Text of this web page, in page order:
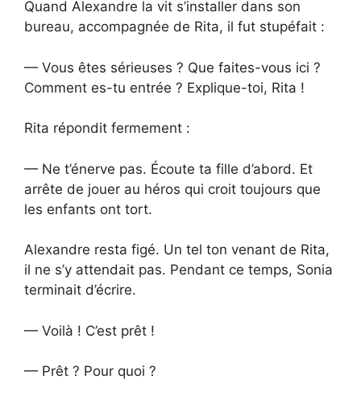
Quand Alexandre la vit s’installer dans son
bureau, accompagnée de Rita, il fut stupéfait :
— Vous êtes sérieuses ? Que faites-vous ici ?
Comment es-tu entrée ? Explique-toi, Rita !
Rita répondit fermement :
— Ne t’énerve pas. Écoute ta fille d’abord. Et
arrête de jouer au héros qui croit toujours que
les enfants ont tort.
Alexandre resta figé. Un tel ton venant de Rita,
il ne s’y attendait pas. Pendant ce temps, Sonia
terminait d’écrire.
— Voilà ! C’est prêt !
— Prêt ? Pour quoi ?